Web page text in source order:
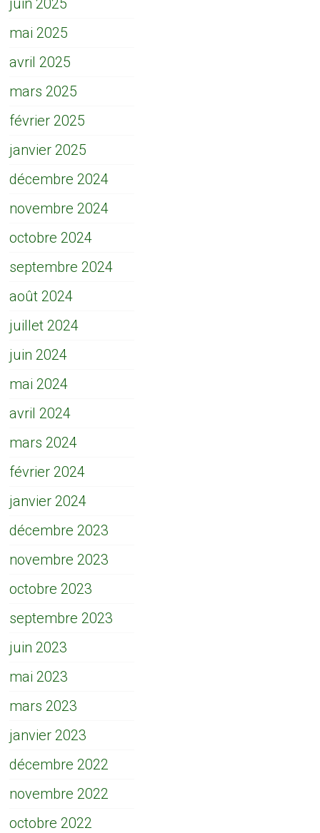
mai 2025
avril 2025
mars 2025
février 2025
janvier 2025
décembre 2024
novembre 2024
octobre 2024
septembre 2024
août 2024
juillet 2024
juin 2024
mai 2024
avril 2024
mars 2024
février 2024
janvier 2024
décembre 2023
novembre 2023
octobre 2023
septembre 2023
juin 2023
mai 2023
mars 2023
janvier 2023
décembre 2022
novembre 2022
octobre 2022